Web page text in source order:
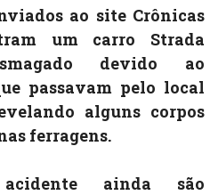
ao site Crônicas
um carro Strada
devido ao
passavam pelo local
alguns corpos
ferragens.
ainda são